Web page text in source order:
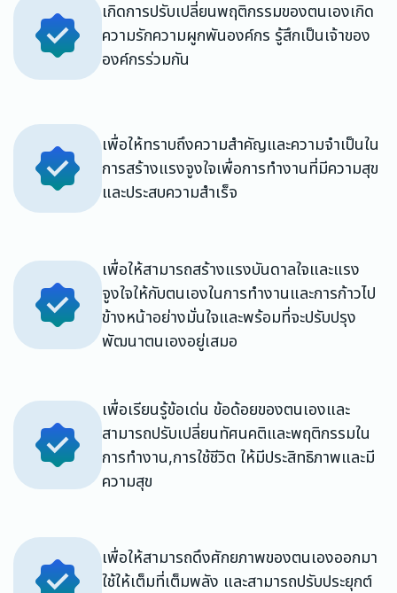
เกิดการปรับเปลี่ยนพฤติกรรมของตนเองเกิด
ความรักความผูกพันองค์กร รู้สึกเป็นเจ้าของ
องค์กรร่วมกัน
เพื่อให้ทราบถึงความสำคัญและความจำเป็นใน
การสร้างแรงจูงใจเพื่อการทำงานที่มีความสุข
และประสบความสำเร็จ
เพื่อให้สามารถสร้างแรงบันดาลใจและแรง
จูงใจให้กับตนเองในการทำงานและการก้าวไป
ข้างหน้าอย่างมั่นใจและพร้อมที่จะปรับปรุง
พัฒนาตนเองอยู่เสมอ
เพื่อเรียนรู้ข้อเด่น ข้อด้อยของตนเองและ
สามารถปรับเปลี่ยนทัศนคติและพฤติกรรมใน
การทำงาน,การใช้ชีวิต ให้มีประสิทธิภาพและมี
ความสุข
เพื่อให้สามารถดึงศักยภาพของตนเองออกมา
ใช้ให้เต็มที่เต็มพลัง และสามารถปรับประยุกต์